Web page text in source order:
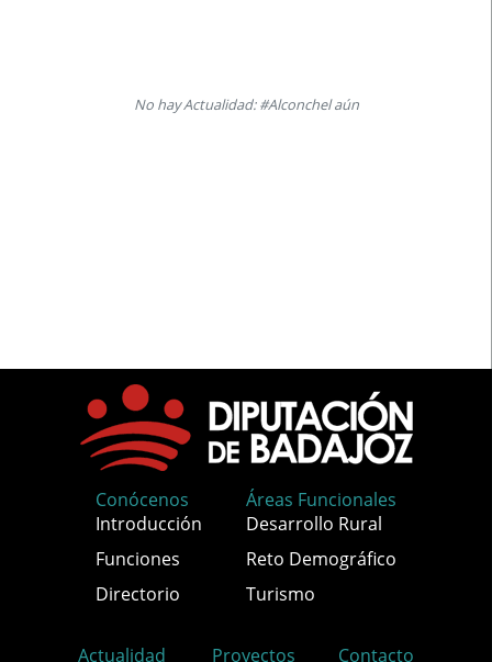
No hay Actualidad: #Alconchel aún
Conócenos
Introducción
Funciones
Directorio
Áreas Funcionales
Desarrollo Rural
Reto Demográfico
Turismo
Actualidad Proyectos Contacto